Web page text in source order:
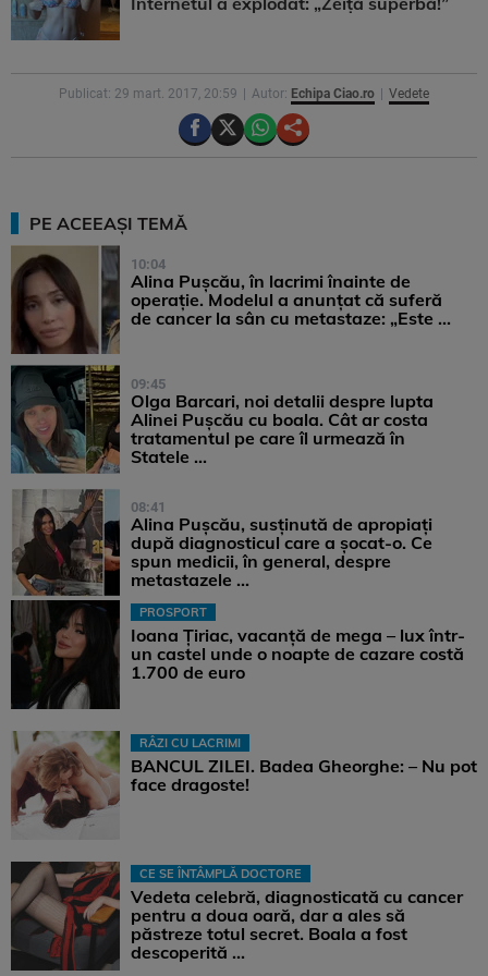
Publicat: 29 mart. 2017, 20:59 Autor: Echipa Ciao.ro Vedete
PE ACEEAȘI TEMĂ
10:04
Alina Pușcău, în lacrimi înainte de
operație. Modelul a anunțat că suferă
de cancer la sân cu metastaze: „Este ...
09:45
Olga Barcari, noi detalii despre lupta
Alinei Pușcău cu boala. Cât ar costa
tratamentul pe care îl urmează în
Statele ...
08:41
Alina Pușcău, susținută de apropiați
după diagnosticul care a șocat-o. Ce
spun medicii, în general, despre
metastazele ...
PROSPORT
Ioana Țiriac, vacanță de mega – lux într-
un castel unde o noapte de cazare costă
1.700 de euro
RÂZI CU LACRIMI
BANCUL ZILEI. Badea Gheorghe: – Nu pot
face dragoste!
CE SE ÎNTÂMPLĂ DOCTORE
Vedeta celebră, diagnosticată cu cancer
pentru a doua oară, dar a ales să
păstreze totul secret. Boala a fost
descoperită ...